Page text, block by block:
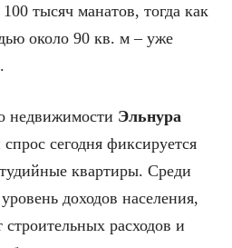
тысяч манатов, тогда как
около 90 кв. м – уже
недвижимости Эльнура
сегодня фиксируется
квартиры. Среди
доходов населения,
расходов и